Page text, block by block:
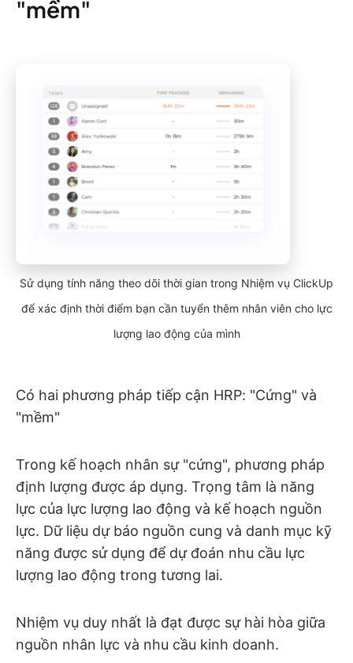
"mềm"
Sử dụng tính năng theo dõi thời gian trong Nhiệm vụ ClickUp
để xác định thời điểm bạn cần tuyển thêm nhân viên cho lực
lượng lao động của mình
Có hai phương pháp tiếp cận HRP: "Cứng" và
"mềm"
Trong kế hoạch nhân sự "cứng", phương pháp
định lượng được áp dụng. Trọng tâm là năng
lực của lực lượng lao động và kế hoạch nguồn
lực. Dữ liệu dự báo nguồn cung và danh mục kỹ
năng được sử dụng để dự đoán nhu cầu lực
lượng lao động trong tương lai.
Nhiệm vụ duy nhất là đạt được sự hài hòa giữa
nguồn nhân lực và nhu cầu kinh doanh.